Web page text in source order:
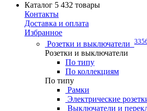
Каталог 5 432 товары
Контакты
Доставка и оплата
Избранное
Розетки и выключатели
Розетки и выключатели
По типу
По коллекциям
По типу
Рамки
Электрические
Выключатели и